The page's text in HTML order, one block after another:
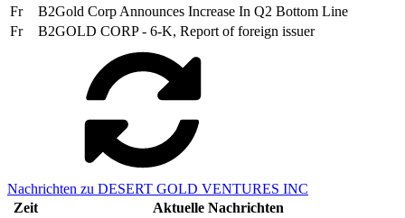
Fr
B2Gold Corp Announces Increase In Q2 Bottom Line
Fr
B2GOLD CORP - 6-K, Report of foreign issuer
Nachrichten zu DESERT GOLD VENTURES INC
Zeit
Aktuelle Nachrichten